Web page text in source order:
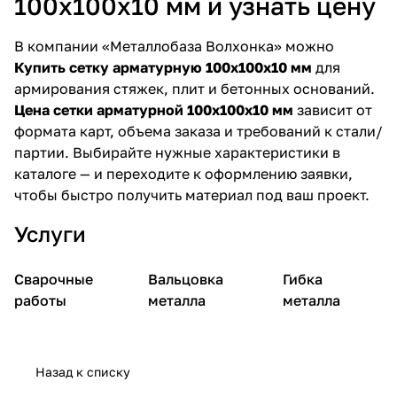
В компании «Металлобаза Волхонка» можно
Купить сетку арматурную 100х100х10 мм для
армирования стяжек, плит и бетонных оснований.
Цена сетки арматурной 100х100х10 мм зависит от
формата карт, объема заказа и требований к стали/
партии. Выбирайте нужные характеристики в
каталоге — и переходите к оформлению заявки,
чтобы быстро получить материал под ваш проект.
Услуги
Сварочные
работы
Вальцовка
металла
Гибка
металла
Назад к списку